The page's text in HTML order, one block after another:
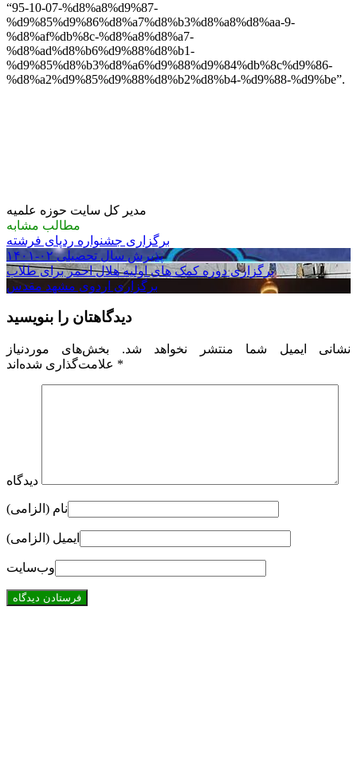
“95-10-07-%d8%a8%d9%87-
%d9%85%d9%86%d8%a7%d8%b3%d8%a8%d8%aa-9-
%d8%af%db%8c-%d8%a8%d8%a7-
%d8%ad%d8%b6%d9%88%d8%b1-
%d9%85%d8%b3%d8%a6%d9%88%d9%84%db%8c%d9%86-
%d8%a2%d9%85%d9%88%d8%b2%d8%b4-%d9%88-%d9%be”.
مدیر کل سایت حوزه علمیه
مطالب مشابه
برگزاری جشنواره ردپای فرشته
پذیرش سال تحصیلی ۰۲-۱۴۰۱
برگزاری دوره کمک های اولیه هلال احمر برای طلاب
برگزاری اردوی مشهد مقدس
دیدگاهتان را بنویسید
نشانی ایمیل شما منتشر نخواهد شد. بخش‌های موردنیاز
*
دیدگاه
نام (الزامی)
ایمیل (الزامی)
وب‌سایت